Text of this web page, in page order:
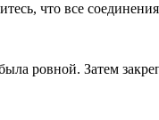
что все
ровной. Затем